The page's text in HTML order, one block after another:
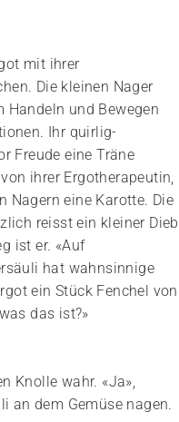
mit ihrer
Die kleinen Nager
und Bewegen
Ihr quirlig-
Freude eine Träne
ihrer Ergotherapeutin,
Nagern eine Karotte. Die
reisst ein kleiner Dieb
ist er. «Auf
hat wahnsinnige
ein Stück Fenchel von
das ist?»
Knolle wahr. «Ja»,
an dem Gemüse nagen.